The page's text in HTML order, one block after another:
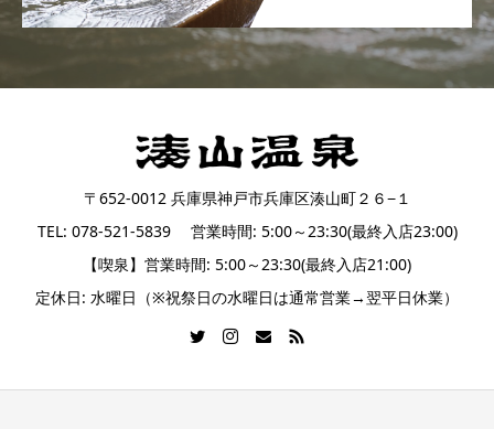
〒652-0012 兵庫県神戸市兵庫区湊山町２６−１
TEL: 078-521-5839 営業時間: 5:00～23:30(最終入店23:00)
【喫泉】営業時間: 5:00～23:30(最終入店21:00)
定休日: 水曜日（※祝祭日の水曜日は通常営業→翌平日休業）